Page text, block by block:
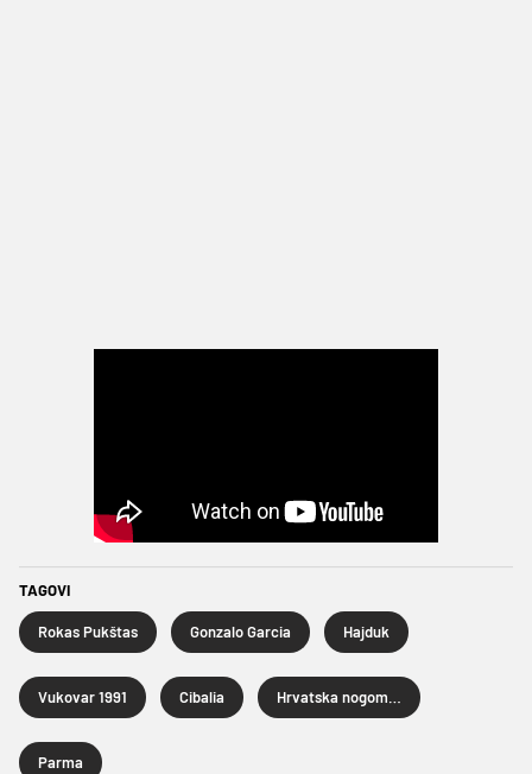
TAGOVI
Rokas Pukštas Gonzalo Garcia Hajduk
Vukovar 1991 Cibalia
Parma